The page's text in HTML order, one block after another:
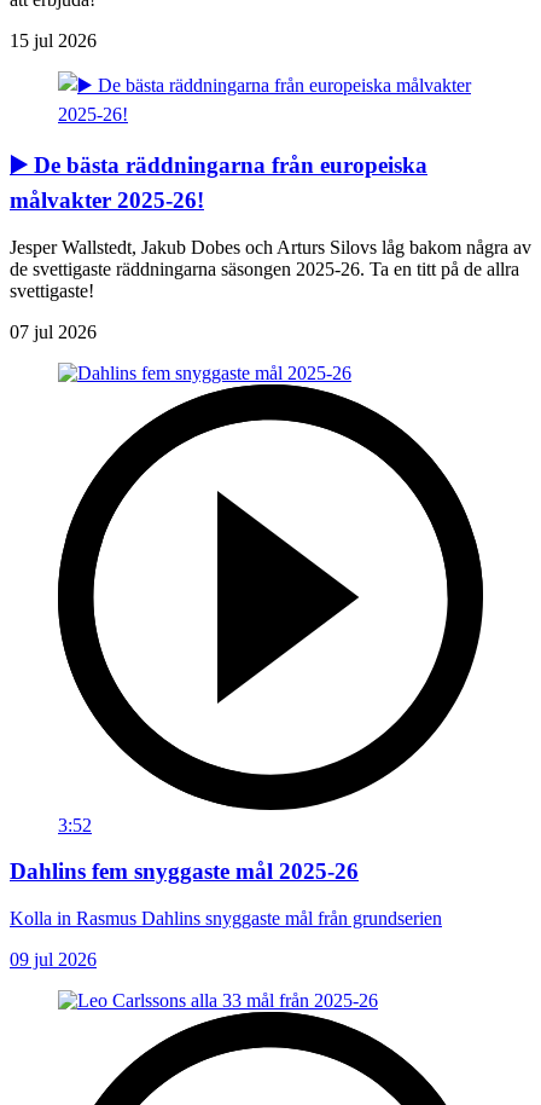
15 jul 2026
▶️ De bästa räddningarna från europeiska
målvakter 2025-26!
Jesper Wallstedt, Jakub Dobes och Arturs Silovs låg bakom några av
de svettigaste räddningarna säsongen 2025-26. Ta en titt på de allra
svettigaste!
07 jul 2026
3:52
Dahlins fem snyggaste mål 2025-26
Kolla in Rasmus Dahlins snyggaste mål från grundserien
09 jul 2026